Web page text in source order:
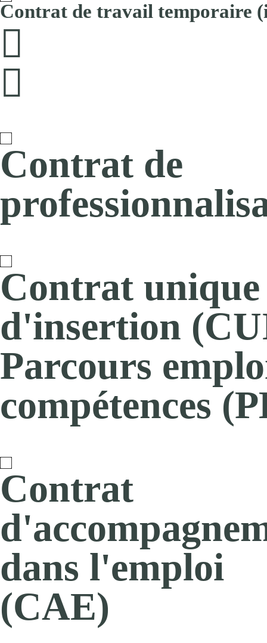
Contrat de travail temporaire
Contrat de
Contrat unique
d'insertion
Parcours
compétences
Contrat
dans l'emploi
(CAE)